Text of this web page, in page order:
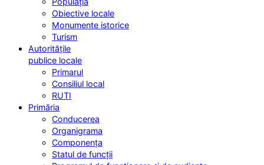
Obiective locale
Monumente istorice
Turism
Autoritățile
publice locale
Primarul
Consiliul local
RUTI
Primăria
Conducerea
Organigrama
Componența
Statul de funcții